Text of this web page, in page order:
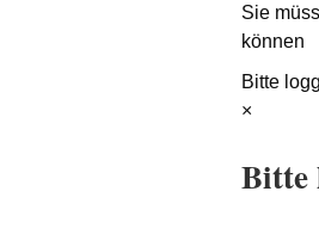
Sie
können
Bitte
×
Bitte